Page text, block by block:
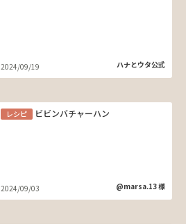
2024/09/19 ハナとウタ公式
レシピ ビビンバチャーハン
2024/09/03 @marsa.13 様